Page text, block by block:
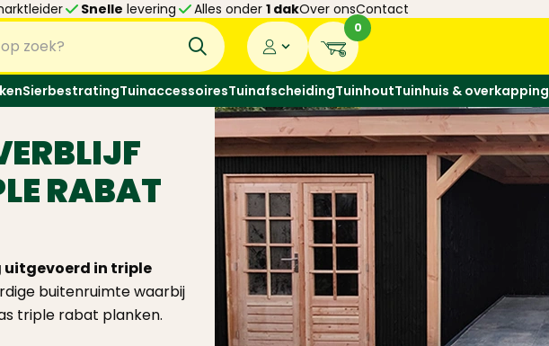
Snelle levering Alles onder 1 dakOver onsContact
0
SierbestratingTuinaccessoiresTuinafscheidingTuinhoutTuinhuis & overkapping
RABAT
in triple
buitenruimte waarbij
triple rabat planken.